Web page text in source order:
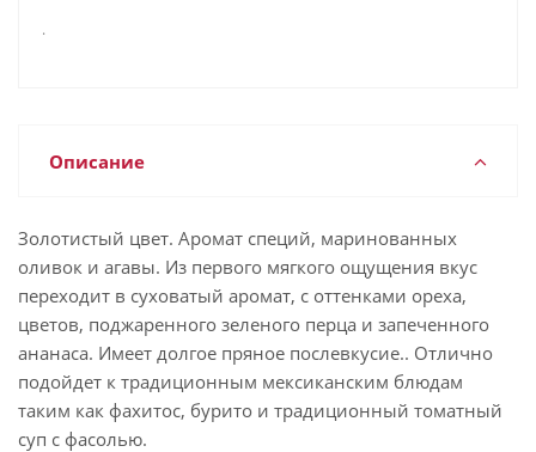
.
Описание
Золотистый цвет. Аромат специй, маринованных
оливок и агавы. Из первого мягкого ощущения вкус
переходит в суховатый аромат, с оттенками ореха,
цветов, поджаренного зеленого перца и запеченного
ананаса. Имеет долгое пряное послевкусие.. Отлично
подойдет к традиционным мексиканским блюдам
таким как фахитос, бурито и традиционный томатный
суп с фасолью.